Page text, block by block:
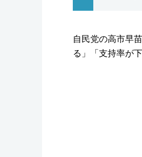
自民党の高市早
る」「支持率が